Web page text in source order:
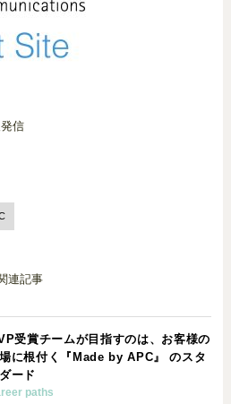
信
連記事
受賞チームが目指すのは、お客様の
に根付く『Made by APC』 のスタ
ード
paths